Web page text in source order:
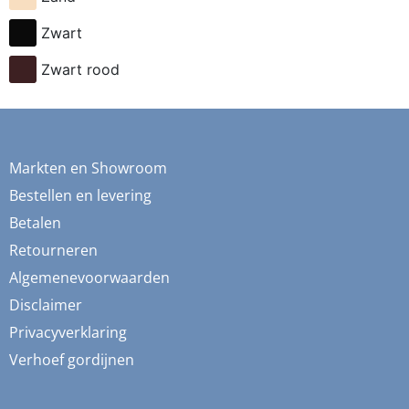
fietsen
flessen
fresia
ganzen
gemberkoekjes
geometrisch
ginko
gnome
grafisch
Zwart
Zwart rood
Markten en Showroom
Bestellen en levering
Betalen
Retourneren
Algemenevoorwaarden
Disclaimer
Privacyverklaring
Verhoef gordijnen